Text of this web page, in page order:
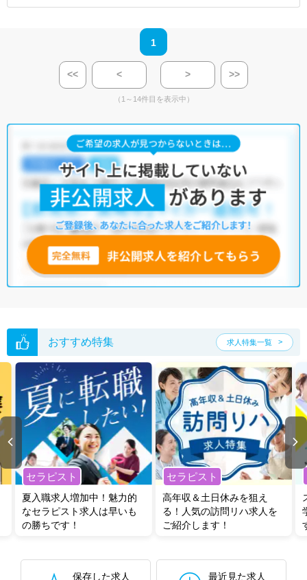
1
<< < > >>
（1～14件目を表示中）
おすすめ特集 求人特集一覧
セラピスト
夏入職求人増加中！魅力的
なセラピスト求人は早いも
の勝ちです！
セラピスト
高年収＆土日休みを狙え
る！人気の訪問リハ求人を
ご紹介します！
保存した求人
最近見た求人